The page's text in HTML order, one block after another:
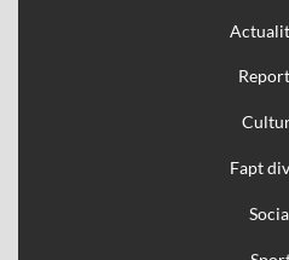
Fapt